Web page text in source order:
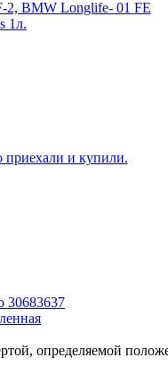
1л.
определяемой